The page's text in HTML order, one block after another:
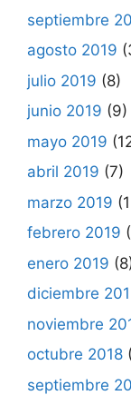
septiembre
agosto 2019
julio 2019 (8)
junio 2019 (9)
mayo 2019
abril 2019 (7)
marzo 2019
febrero 2019
enero 2019
diciembre
noviembre
octubre 2018
septiembre